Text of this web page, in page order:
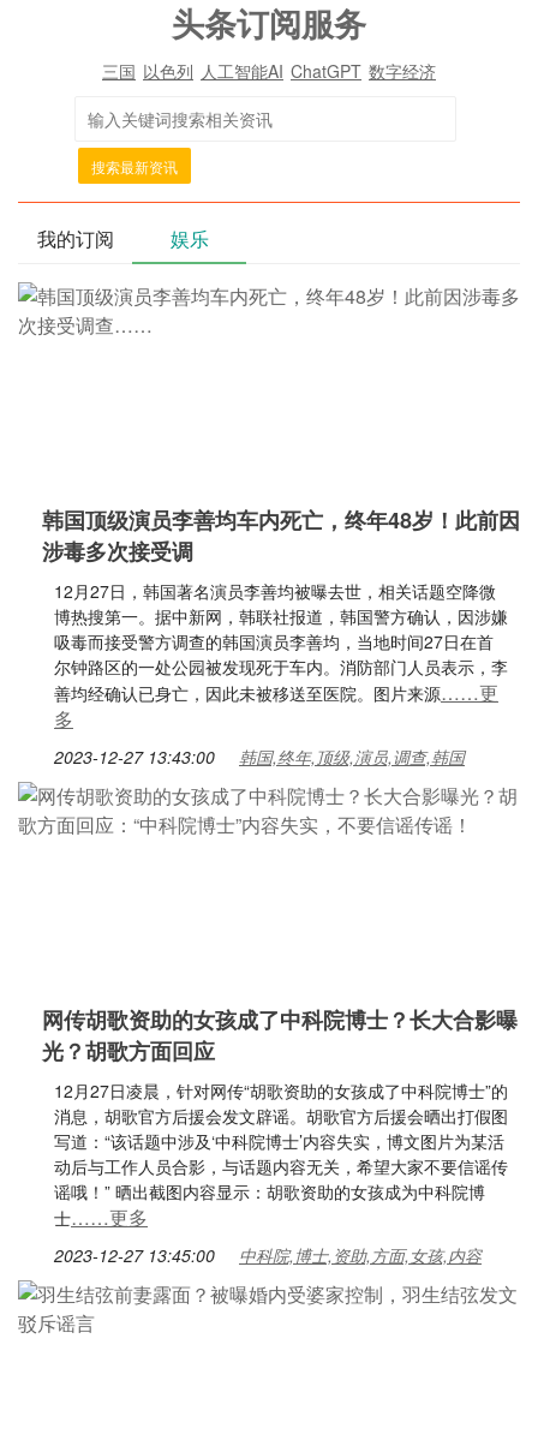
头条订阅服务
三国 以色列 人工智能AI ChatGPT 数字经济
搜索最新资讯
我的订阅 娱乐
韩国顶级演员李善均车内死亡，终年48岁！此前因
涉毒多次接受调
12月27日，韩国著名演员李善均被曝去世，相关话题空降微
博热搜第一。据中新网，韩联社报道，韩国警方确认，因涉嫌
吸毒而接受警方调查的韩国演员李善均，当地时间27日在首
尔钟路区的一处公园被发现死于车内。消防部门人员表示，李
善均经确认已身亡，因此未被移送至医院。图片来源……更
多
2023-12-27 13:43:00 韩国,终年,顶级,演员,调查,韩国
网传胡歌资助的女孩成了中科院博士？长大合影曝
光？胡歌方面回应
12月27日凌晨，针对网传“胡歌资助的女孩成了中科院博士”的
消息，胡歌官方后援会发文辟谣。胡歌官方后援会晒出打假图
写道：“该话题中涉及‘中科院博士’内容失实，博文图片为某活
动后与工作人员合影，与话题内容无关，希望大家不要信谣传
谣哦！” 晒出截图内容显示：胡歌资助的女孩成为中科院博
士……更多
2023-12-27 13:45:00 中科院,博士,资助,方面,女孩,内容